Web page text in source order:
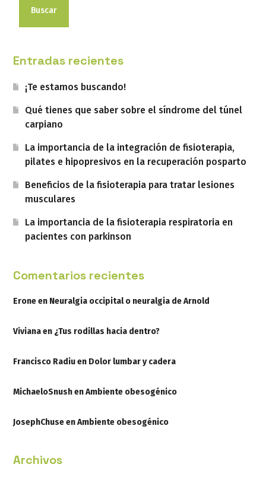
Buscar
Entradas recientes
¡Te estamos buscando!
Qué tienes que saber sobre el síndrome del túnel
carpiano
La importancia de la integración de fisioterapia,
pilates e hipopresivos en la recuperación posparto
Beneficios de la fisioterapia para tratar lesiones
musculares
La importancia de la fisioterapia respiratoria en
pacientes con parkinson
Comentarios recientes
Eroneen Neuralgia occipital o neuralgia de Arnold
Vivianaen ¿Tus rodillas hacia dentro?
Francisco Radiuen Dolor lumbar y cadera
MichaeloSnushenAmbiente obesogénico
JosephChuseenAmbiente obesogénico
Archivos